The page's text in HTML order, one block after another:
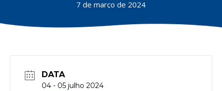
7 de março de 2024
DATA
04 - 05 julho 2024